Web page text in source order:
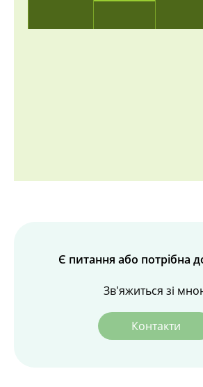
Є питання або потрібна
Зв'яжиться зі
Контакти